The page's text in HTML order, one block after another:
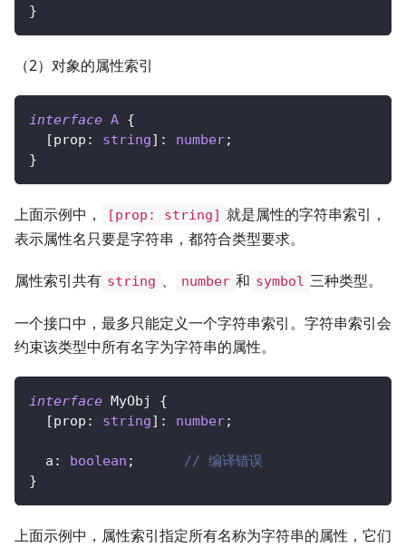
}
（2）对象的属性索引
interface A {
[prop : string] : number;
}
上面示例中， [prop: string] 就是属性的字符串索引，
表示属性名只要是字符串，都符合类型要求。
属性索引共有 string 、 number 和 symbol 三种类型。
一个接口中，最多只能定义一个字符串索引。字符串索引会
约束该类型中所有名字为字符串的属性。
interface MyObj
{
[prop : string] : number;
  a
: boolean ;
// 编译错误
}
上面示例中，属性索引指定所有名称为字符串的属性，它们